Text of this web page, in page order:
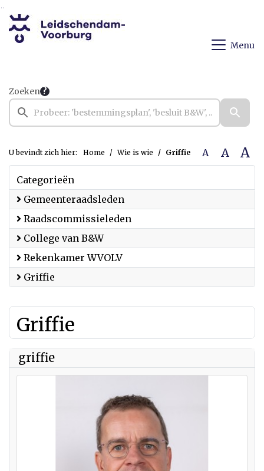
Ga naar de inhoud van deze pagina
Ga naar het zoeken
Ga naar het menu
Menu
Zoeken
U bevindt zich hier: Home Wie is wie Griffie A A A
Categorieën
Gemeenteraadsleden
Raadscommissieleden
College van B&W
Rekenkamer WVOLV
Griffie
Griffie
griffie